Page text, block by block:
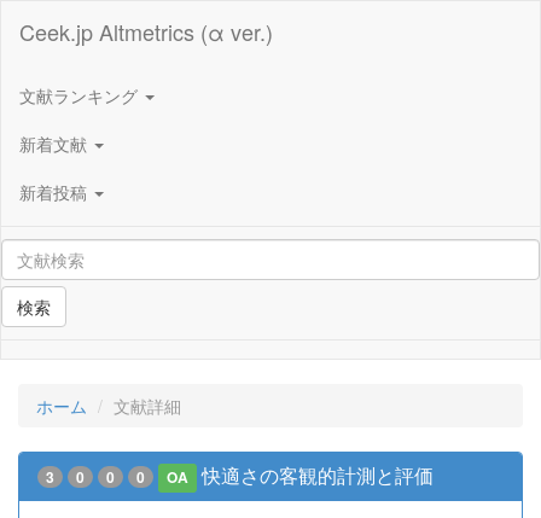
Ceek.jp Altmetrics (α ver.)
文献ランキング
新着文献
新着投稿
検索
ホーム 文献詳細
3 0 0 0 OA 快適さの客観的計測と評価